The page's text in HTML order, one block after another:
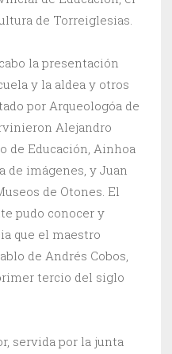
de Torreiglesias.
la presentación
y la aldea y otros
por Arqueologóa de
Alejandro
de Educación, Ainhoa
de imágenes, y Juan
de Otones. El
pudo conocer y
que el maestro
de Andrés Cobos,
tercio del siglo
servida por la junta